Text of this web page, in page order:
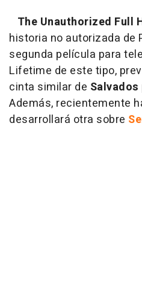
The Unauthorized Full
historia no autorizada de
segunda película para
Lifetime de este tipo,
cinta similar de
Además, recientemente
desarrollará otra sobre